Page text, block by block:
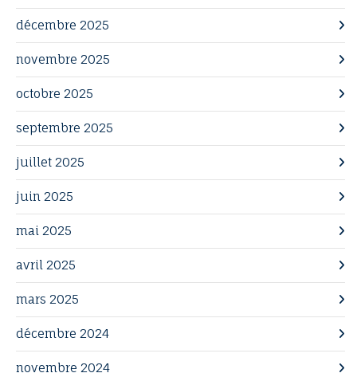
décembre 2025
novembre 2025
octobre 2025
septembre 2025
juillet 2025
juin 2025
mai 2025
avril 2025
mars 2025
décembre 2024
novembre 2024